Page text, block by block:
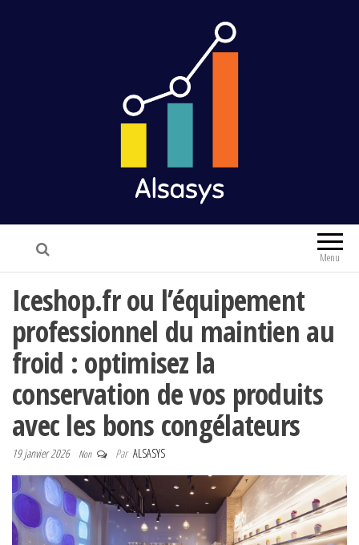
Alsasys Finance & Marketing
Menu
Iceshop.fr ou l’équipement
professionnel du maintien au
froid : optimisez la
conservation de vos produits
avec les bons congélateurs
19 janvier 2026 Non Par ALSASYS